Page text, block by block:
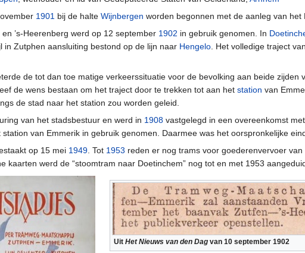
1901 bij de halte Wijnbergen worden begonnen met de aanleg van het
’s-Heerenberg werd op 12 september 1902 in gebruik genomen. In
in Zutphen aansluiting bestond op de lijn naar Hengelo . Het volledige traject
de tot dan toe matige verkeerssituatie voor de bevolking aan beide
de wens bestaan om het traject door te trekken tot aan het station van
de stad naar het station zou worden geleid.
van het stadsbestuur en werd in 1908 vastgelegd in een overeenkomst
van Emmerik in gebruik genomen. Daarmee was het oorspronkelijke
op 15 mei 1949 . Tot 1953 reden er nog trams voor goederenvervoer
kaarten werd de “stoomtram naar Doetinchem” nog tot en met 1953
Uit Het Nieuws van den Dag van 10 september 1902